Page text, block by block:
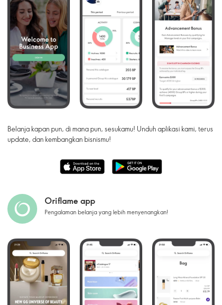
Belanja kapan pun, di mana pun, sesukamu! Unduh aplikasi kami, terus
update, dan kembangkan bisnismu!
Oriflame app
Pengalaman belanja yang lebih menyenangkan!